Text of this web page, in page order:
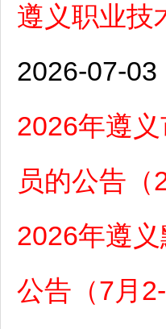
遵义职业技
2026-07-03
2026年遵
员的公告（
2026年遵
公告（7月